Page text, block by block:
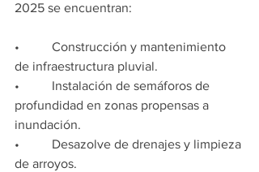
2025 se encuentran:
•          Construcción y mantenimiento
de infraestructura pluvial.
•          Instalación de semáforos de
profundidad en zonas propensas a
inundación.
•          Desazolve de drenajes y limpieza
de arroyos.